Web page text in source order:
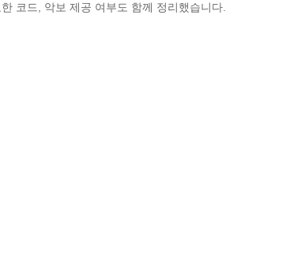
코드, 악보 제공 여부도 함께 정리했습니다.